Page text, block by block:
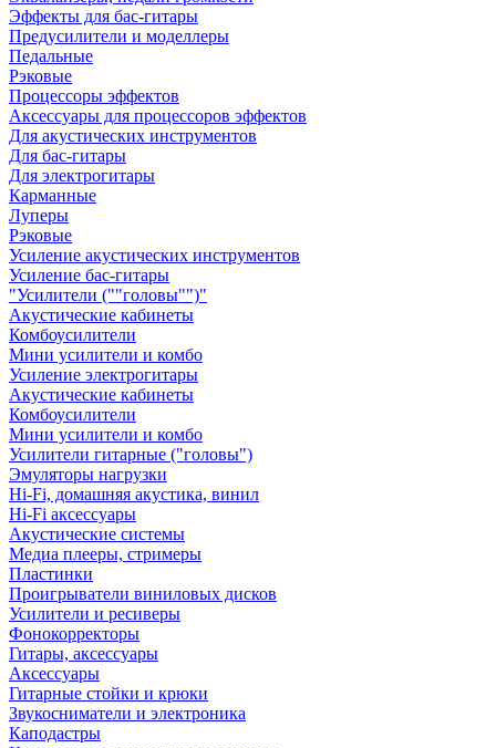
Эффекты для бас-гитары
Предусилители и моделлеры
Педальные
Рэковые
Процессоры эффектов
Аксессуары для процессоров эффектов
Для акустических инструментов
Для бас-гитары
Для электрогитары
Карманные
Луперы
Рэковые
Усиление акустических инструментов
Усиление бас-гитары
"Усилители (""головы"")"
Акустические кабинеты
Комбоусилители
Мини усилители и комбо
Усиление электрогитары
Акустические кабинеты
Комбоусилители
Мини усилители и комбо
Усилители гитарные ("головы")
Эмуляторы нагрузки
Hi-Fi, домашняя акустика, винил
Hi-Fi аксессуары
Акустические системы
Медиа плееры, стримеры
Пластинки
Проигрыватели виниловых дисков
Усилители и ресиверы
Фонокорректоры
Гитары, аксессуары
Аксессуары
Гитарные стойки и крюки
Звукосниматели и электроника
Каподастры